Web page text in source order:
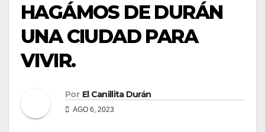
HAGÁMOS DE DURÁN
UNA CIUDAD PARA
VIVIR.
Por El Canillita Durán
AGO 6, 2023